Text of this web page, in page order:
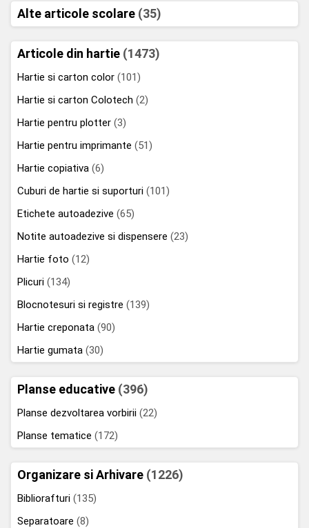
Alte articole scolare (35)
Articole din hartie (1473)
Hartie si carton color (101)
Hartie si carton Colotech (2)
Hartie pentru plotter (3)
Hartie pentru imprimante (51)
Hartie copiativa (6)
Cuburi de hartie si suporturi (101)
Etichete autoadezive (65)
Notite autoadezive si dispensere (23)
Hartie foto (12)
Plicuri (134)
Blocnotesuri si registre (139)
Hartie creponata (90)
Hartie gumata (30)
Planse educative (396)
Planse dezvoltarea vorbirii (22)
Planse tematice (172)
Organizare si Arhivare (1226)
Bibliorafturi (135)
Separatoare (8)